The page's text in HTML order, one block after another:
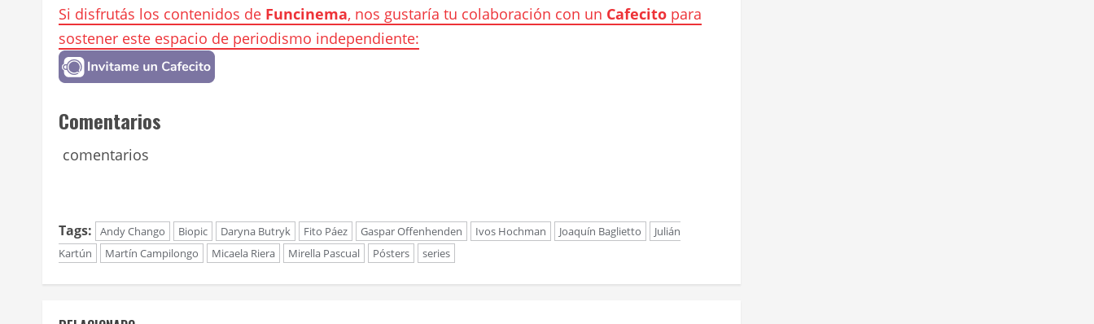
Si disfrutás los contenidos deFuncinema, nos gustaría tu colaboración con unCafecitopara
sostener este espacio de periodismo independiente: